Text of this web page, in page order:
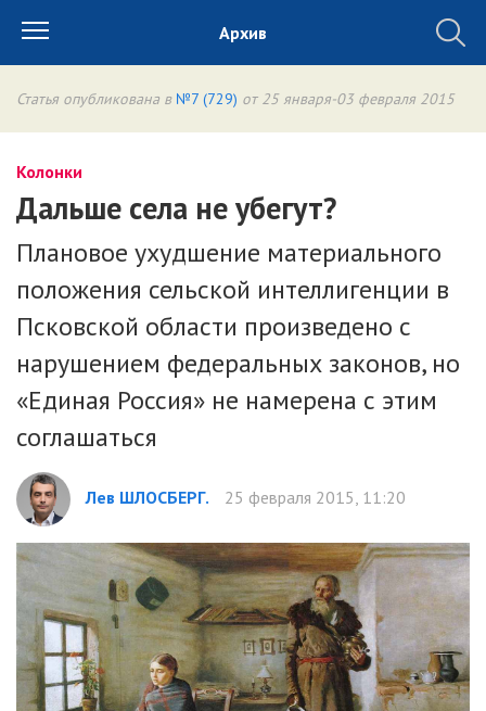
Архив
Статья опубликована в №7 (729) от 25 января-03 февраля 2015
Колонки
Дальше села не убегут?
Плановое ухудшение материального
положения сельской интеллигенции в
Псковской области произведено с
нарушением федеральных законов, но
«Единая Россия» не намерена с этим
соглашаться
Лев ШЛОСБЕРГ. 25 февраля 2015, 11:20